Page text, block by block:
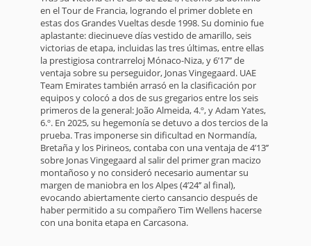
en el Tour de Francia, logrando el primer doblete en
estas dos Grandes Vueltas desde 1998. Su dominio fue
aplastante: diecinueve días vestido de amarillo, seis
victorias de etapa, incluidas las tres últimas, entre ellas
la prestigiosa contrarreloj Mónaco-Niza, y 6’17’’ de
ventaja sobre su perseguidor, Jonas Vingegaard. UAE
Team Emirates también arrasó en la clasificación por
equipos y colocó a dos de sus gregarios entre los seis
primeros de la general: João Almeida, 4.º, y Adam Yates,
6.º. En 2025, su hegemonía se detuvo a dos tercios de la
prueba. Tras imponerse sin dificultad en Normandía,
Bretaña y los Pirineos, contaba con una ventaja de 4’13’’
sobre Jonas Vingegaard al salir del primer gran macizo
montañoso y no consideró necesario aumentar su
margen de maniobra en los Alpes (4’24’’ al final),
evocando abiertamente cierto cansancio después de
haber permitido a su compañero Tim Wellens hacerse
con una bonita etapa en Carcasona.